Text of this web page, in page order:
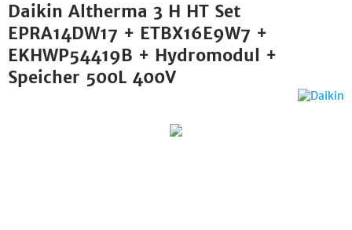
Daikin Altherma 3 H HT Set
EPRA14DW17 + ETBX16E9W7 +
EKHWP54419B + Hydromodul +
Speicher 500L 400V